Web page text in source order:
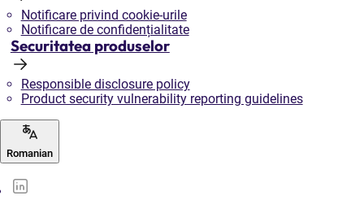
Notificare privind cookie-urile
Notificare de confidențialitate
Securitatea produselor
Responsible disclosure policy
Product security vulnerability reporting guidelines
Romanian